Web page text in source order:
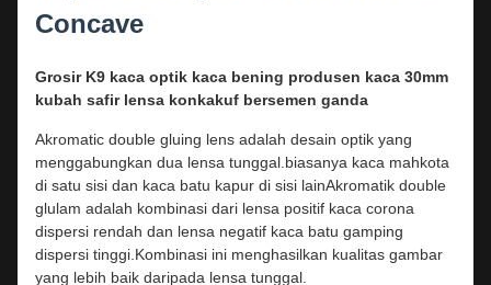
Concave
Grosir K9 kaca optik kaca bening produsen kaca 30mm
kubah safir lensa konkakuf bersemen ganda
Akromatic double gluing lens adalah desain optik yang
menggabungkan dua lensa tunggal.biasanya kaca mahkota
di satu sisi dan kaca batu kapur di sisi lainAkromatik double
glulam adalah kombinasi dari lensa positif kaca corona
dispersi rendah dan lensa negatif kaca batu gamping
dispersi tinggi.Kombinasi ini menghasilkan kualitas gambar
yang lebih baik daripada lensa tunggal.